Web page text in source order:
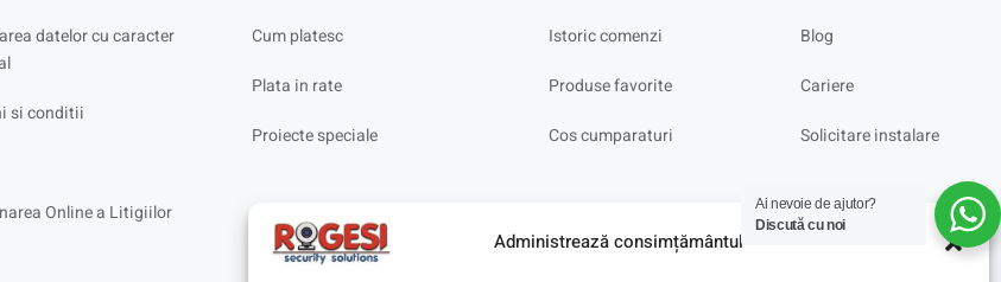
Administrează consimțământul
datelor cu caracter
si conditii
Online a Litigiilor
Cum platesc
Plata in rate
Proiecte speciale
Istoric comenzi
Produse favorite
Cos cumparaturi
Blog
Cariere
Solicitare instalare
Ai nevoie de ajutor?
Discută cu noi